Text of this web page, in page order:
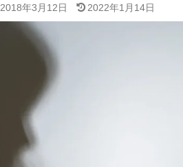
2018年3月12日 2022年1月14日